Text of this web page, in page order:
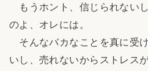
もうホント、信じられない
のよ、オレには。
そんなバカなことを真に受
いし、売れないからストレス